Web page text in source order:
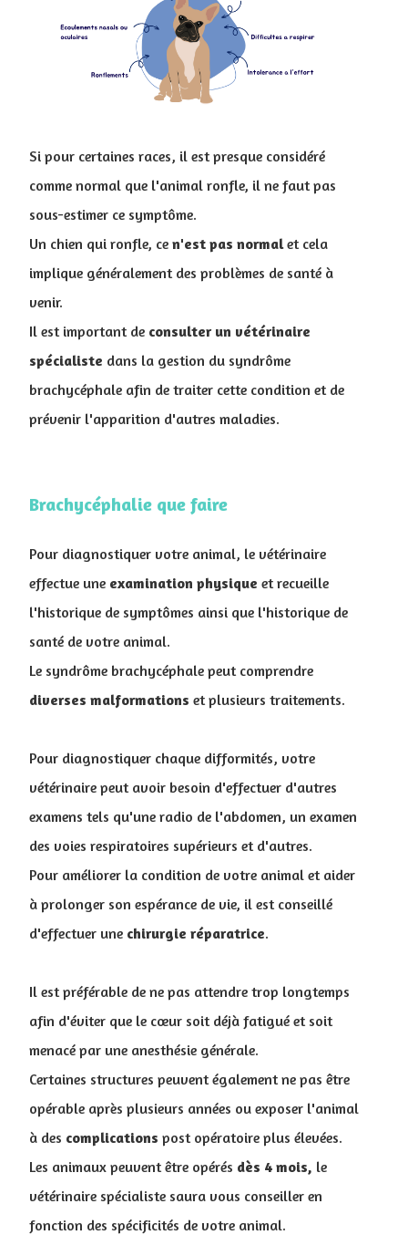
Si pour certaines races, il est presque considéré
comme normal que l'animal ronfle, il ne faut pas
sous-estimer ce symptôme.
Un chien qui ronfle, ce n'est pas normalet cela
implique généralement des problèmes de santé à
venir.
Il est important de consulter un vétérinaire
spécialiste dans la gestion du syndrôme
brachycéphale afin de traiter cette condition et de
prévenir l'apparition d'autres maladies.
Brachycéphalie que faire
Pour diagnostiquer votre animal, le vétérinaire
effectue une examination physique et recueille
l'historique de symptômes ainsi que l'historique de
santé de votre animal.
Le syndrôme brachycéphale peut comprendre
diverses malformations et plusieurs traitements.
Pour diagnostiquer chaque difformités, votre
vétérinaire peut avoir besoin d'effectuer d'autres
examens tels qu'une radio de l'abdomen, un examen
des voies respiratoires supérieurs et d'autres.
Pour améliorer la condition de votre animal et aider
à prolonger son espérance de vie, il est conseillé
d'effectuer une chirurgie réparatrice.
Il est préférable de ne pas attendre trop longtemps
afin d'éviter que le cœur soit déjà fatigué et soit
menacé par une anesthésie générale.
Certaines structures peuvent également ne pas être
opérable après plusieurs années ou exposer l'animal
à des complications post opératoire plus élevées.
Les animaux peuvent être opérés dès 4 mois, le
vétérinaire spécialiste saura vous conseiller en
fonction des spécificités de votre animal.